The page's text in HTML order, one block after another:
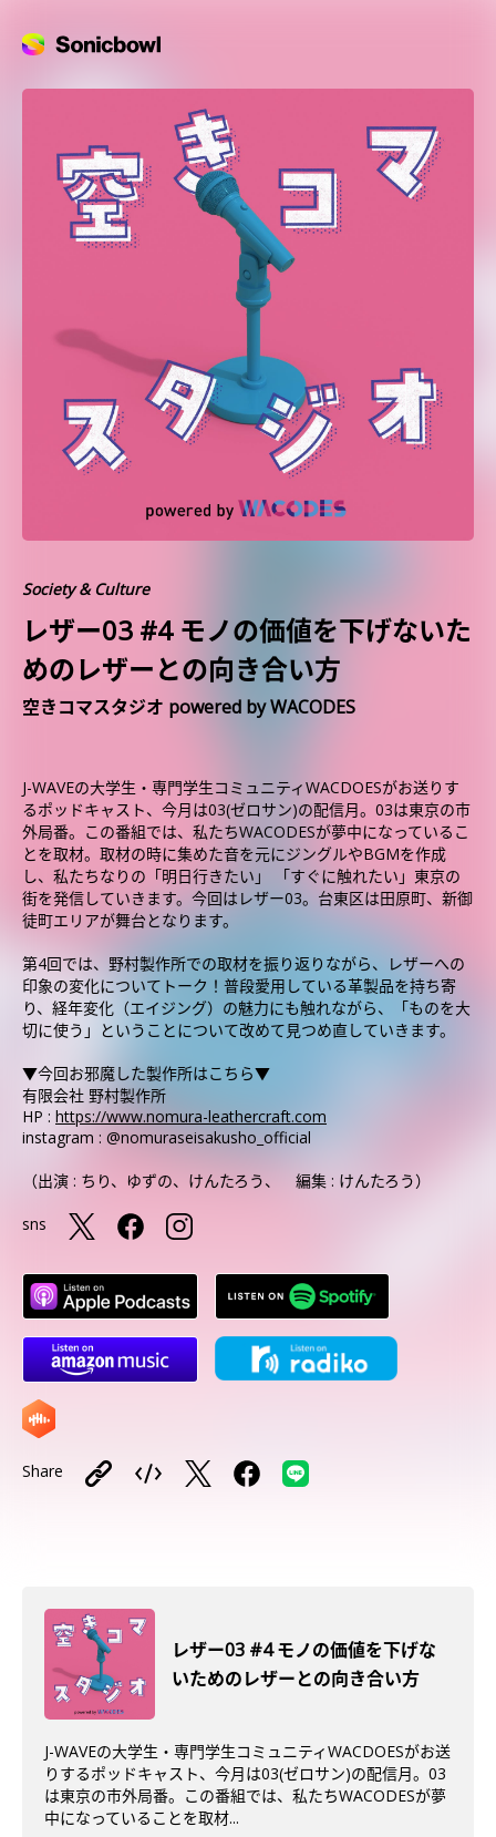
Society & Culture
レザー03 #4 モノの価値を下げないた
めのレザーとの向き合い方
空きコマスタジオ powered by WACODES
J-WAVEの大学生・専門学生コミュニティWACDOESがお送りす
るポッドキャスト、今月は03(ゼロサン)の配信月。03は東京の市
外局番。この番組では、私たちWACODESが夢中になっているこ
とを取材。取材の時に集めた音を元にジングルやBGMを作成
し、私たちなりの「明日行きたい」 「すぐに触れたい」東京の
街を発信していきます。今回はレザー03。台東区は田原町、新御
徒町エリアが舞台となります。
第4回では、野村製作所での取材を振り返りながら、レザーへの
印象の変化についてトーク！普段愛用している革製品を持ち寄
り、経年変化（エイジング）の魅力にも触れながら、「ものを大
切に使う」ということについて改めて見つめ直していきます。
▼今回お邪魔した製作所はこちら▼
有限会社 野村製作所
HP : https://www.nomura-leathercraft.com
instagram : @nomuraseisakusho_official
（出演 : ちり、ゆずの、けんたろう、 編集 : けんたろう）
sns
Share
レザー03 #4 モノの価値を下げな
いためのレザーとの向き合い方
J-WAVEの大学生・専門学生コミュニティWACDOESがお送
りするポッドキャスト、今月は03(ゼロサン)の配信月。03
は東京の市外局番。この番組では、私たちWACODESが夢
中になっていることを取材...